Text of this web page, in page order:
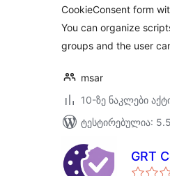
CookieConsent form
You can organize
groups and the user
msar
10-ზე ნაკლები
ტესტირებულია:
GRT